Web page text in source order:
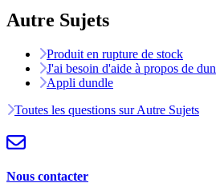
Autre Sujets
Produit en rupture de stock
J'ai besoin d'aide à propos de
Appli dundle
Toutes les questions sur Autre Sujets
Nous contacter